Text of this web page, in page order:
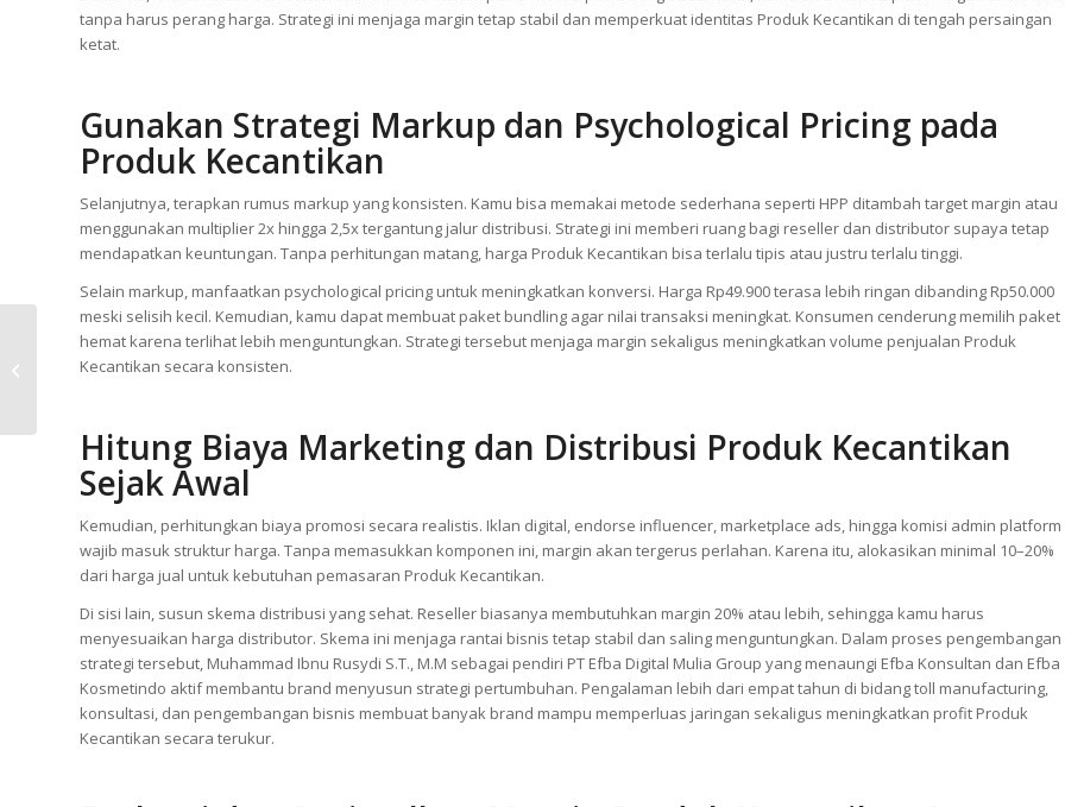
pasar mass market? Positioning menentukan arah komunikasi, desain kemasan, serta persepsi nilai. Tanpa segmentasi jelas, harga
Produk Kecantikan akan terasa membingungkan bagi konsumen.
ketat.
Gunakan Strategi Markup dan Psychological Pricing pada
Produk Kecantikan
Selanjutnya, terapkan rumus markup yang konsisten. Kamu bisa memakai metode sederhana seperti HPP ditambah target margin atau
menggunakan multiplier 2x hingga 2,5x tergantung jalur distribusi. Strategi ini memberi ruang bagi reseller dan distributor supaya tetap
mendapatkan keuntungan. Tanpa perhitungan matang, harga Produk Kecantikan bisa terlalu tipis atau justru terlalu tinggi.
Selain markup, manfaatkan psychological pricing untuk meningkatkan konversi. Harga Rp49.900 terasa lebih ringan dibanding Rp50.000
Kecantikan secara konsisten.
Hitung Biaya Marketing dan Distribusi Produk Kecantikan
Sejak Awal
Kemudian, perhitungkan biaya promosi secara realistis. Iklan digital, endorse influencer, marketplace ads, hingga komisi admin platform
wajib masuk struktur harga. Tanpa memasukkan komponen ini, margin akan tergerus perlahan. Karena itu, alokasikan minimal 10–20%
dari harga jual untuk kebutuhan pemasaran Produk Kecantikan.
Di sisi lain, susun skema distribusi yang sehat. Reseller biasanya membutuhkan margin 20% atau lebih, sehingga kamu harus
menyesuaikan harga distributor. Skema ini menjaga rantai bisnis tetap stabil dan saling menguntungkan. Dalam proses pengembangan
strategi tersebut, Muhammad Ibnu Rusydi S.T., M.M sebagai pendiri PT Efba Digital Mulia Group yang menaungi Efba Konsultan dan Efba
Maklon Kopi: 8 Formula
Serbuk Favorit Paling